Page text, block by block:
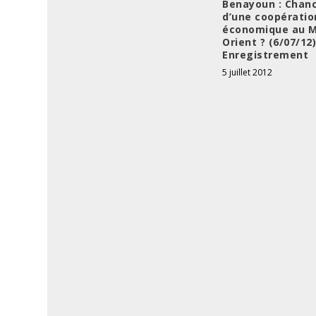
Benayoun :
d’une
économique au
Orient ? (6/07/
Enregistrement
5 juillet 2012